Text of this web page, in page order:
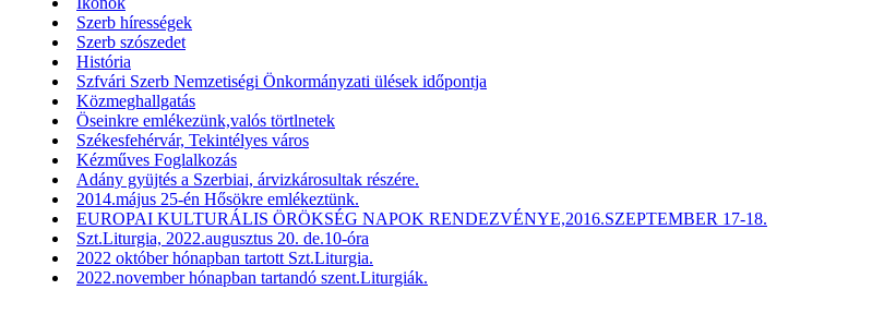
Szerb hírességek
Szerb szószedet
História
Szfvári Szerb Nemzetiségi Önkormányzati ülések időpontja
Közmeghallgatás
Öseinkre emlékezünk,valós törtlnetek
Székesfehérvár, Tekintélyes város
Kézműves Foglalkozás
Adány gyüjtés a Szerbiai, árvizkárosultak részére.
2014.május 25-én Hősökre emlékeztünk.
EUROPAI KULTURÁLIS ÖRÖKSÉG NAPOK RENDEZVÉNYE,2016.SZEPTEMBER 17-18.
Szt.Liturgia, 2022.augusztus 20. de.10-óra
2022 október hónapban tartott Szt.Liturgia.
2022.november hónapban tartandó szent.Liturgiák.